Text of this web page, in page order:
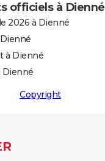
officiels à Dienné
2026 à Dienné
à Dienné
Dienné
Copyright